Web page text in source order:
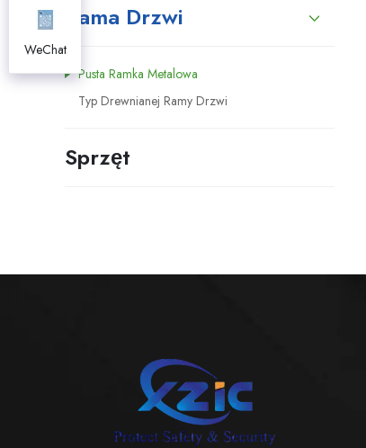
Rama Drzwi
Pusta Ramka Metalowa
Typ Drewnianej Ramy Drzwi
Sprzęt
WeChat